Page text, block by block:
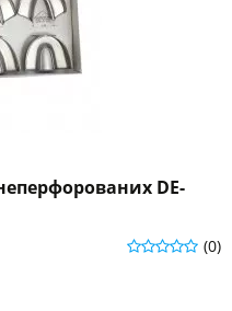
DE-
(0)